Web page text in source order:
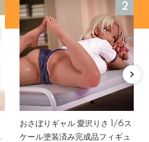
2
おさぼりギャル 愛沢りさ 1/6ス
ケール塗装済み完成品フィギュ